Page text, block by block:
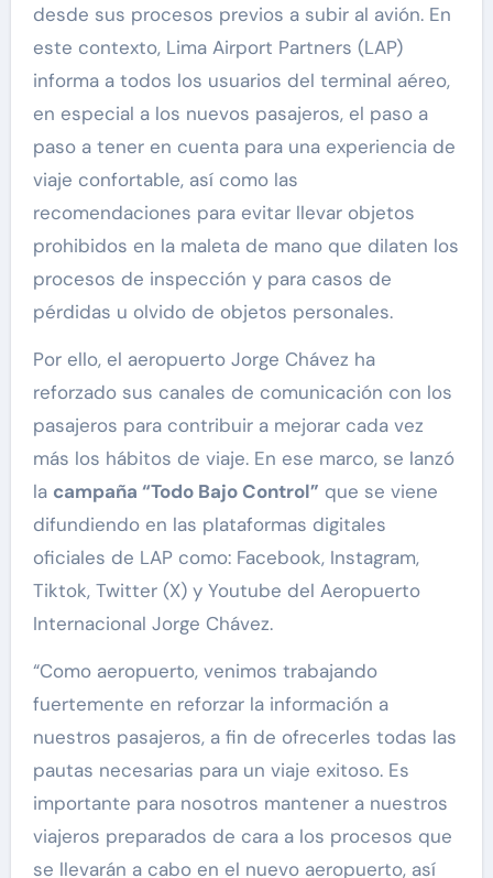
desde sus procesos previos a subir al avión. En
este contexto, Lima Airport Partners (LAP)
informa a todos los usuarios del terminal aéreo,
en especial a los nuevos pasajeros, el paso a
paso a tener en cuenta para una experiencia de
viaje confortable, así como las
recomendaciones para evitar llevar objetos
prohibidos en la maleta de mano que dilaten los
procesos de inspección y para casos de
pérdidas u olvido de objetos personales.
Por ello, el aeropuerto Jorge Chávez ha
reforzado sus canales de comunicación con los
pasajeros para contribuir a mejorar cada vez
más los hábitos de viaje. En ese marco, se lanzó
la campaña “Todo Bajo Control” que se viene
difundiendo en las plataformas digitales
oficiales de LAP como: Facebook, Instagram,
Tiktok, Twitter (X) y Youtube del Aeropuerto
Internacional Jorge Chávez.
“Como aeropuerto, venimos trabajando
fuertemente en reforzar la información a
nuestros pasajeros, a fin de ofrecerles todas las
pautas necesarias para un viaje exitoso. Es
importante para nosotros mantener a nuestros
viajeros preparados de cara a los procesos que
se llevarán a cabo en el nuevo aeropuerto, así